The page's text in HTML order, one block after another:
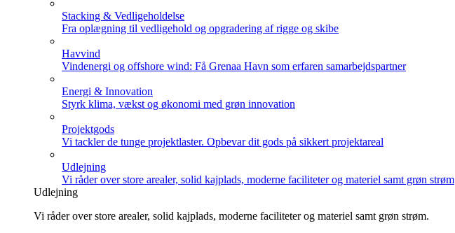
Stacking & Vedligeholdelse
Fra oplægning til vedligehold og opgradering af rigge og skibe
Havvind
Vindenergi og offshore wind: Få Grenaa Havn som erfaren samarbejdspartner
Energi & Innovation
Styrk klima, vækst og økonomi med grøn innovation
Projektgods
Vi tackler de tunge projektlaster. Opbevar dit gods på sikkert projektareal
Udlejning
Vi råder over store arealer, solid kajplads, moderne faciliteter og materiel samt grøn strøm
Udlejning
Vi råder over store arealer, solid kajplads, moderne faciliteter og materiel samt grøn strøm.